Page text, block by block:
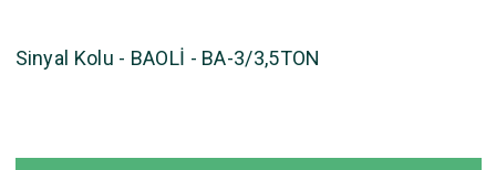
Sinyal Kolu - BAOLİ - BA-3/3,5TON